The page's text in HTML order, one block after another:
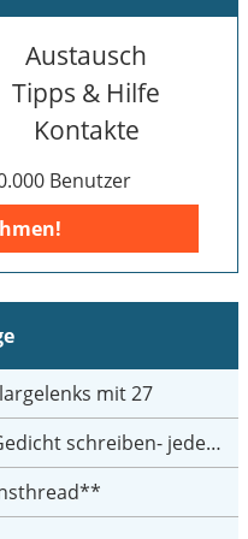
Austausch
Tipps & Hilfe
Kontakte
Benutzer
mit 27
schreiben- jeder einen Satz